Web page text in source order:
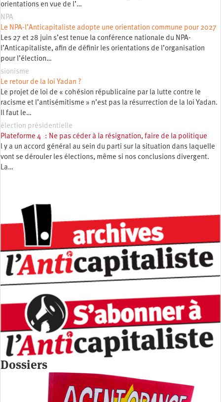
orientations en vue de l’…
NPA
Le NPA-l’Anticapitaliste adopte une orientation commune pour 2027
Les 27 et 28 juin s’est tenue la conférence nationale du NPA-
l’Anticapitaliste, afin de définir les orientations de l’organisation
pour l’élection…
sionisme
Le retour de la loi Yadan ?
Le projet de loi de « cohésion républicaine par la lutte contre le
racisme et l’antisémitisme » n’est pas la résurrection de la loi Yadan.
Il faut le…
élection présidentielle
Plateforme 4 : Ne pas céder à la résignation, faire de la politique
l y a un accord général au sein du parti sur la situation dans laquelle
vont se dérouler les élections, même si nos conclusions divergent.
La…
Dossiers